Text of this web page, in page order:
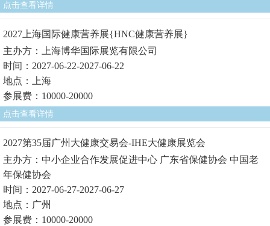
点击查看详情
2027上海国际健康营养展{HNC健康营养展}
主办方：上海博华国际展览有限公司
时间：2027-06-22-2027-06-22
地点：上海
参展费：10000-20000
点击查看详情
2027第35届广州大健康交易会-IHE大健康展览会
主办方：中小企业合作发展促进中心 广东省保健协会 中国老
年保健协会
时间：2027-06-27-2027-06-27
地点：广州
参展费：10000-20000